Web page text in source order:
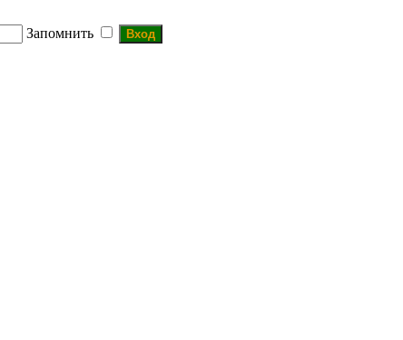
Запомнить